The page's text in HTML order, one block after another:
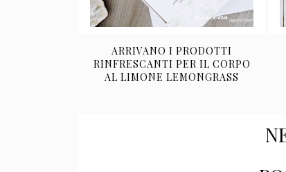
ARRIVANO I PRODOTTI
RINFRESCANTI PER IL CORPO
AL LIMONE LEMONGRASS